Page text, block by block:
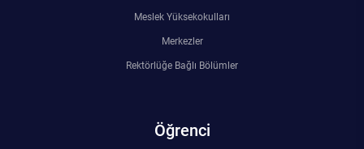
Meslek Yüksekokulları
Merkezler
Rektörlüğe Bağlı Bölümler
Öğrenci